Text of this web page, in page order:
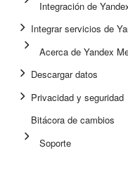
Integración de
Integrar servicios de
Acerca de Yandex
Descargar datos
Privacidad y seguridad
Bitácora de cambios
Soporte